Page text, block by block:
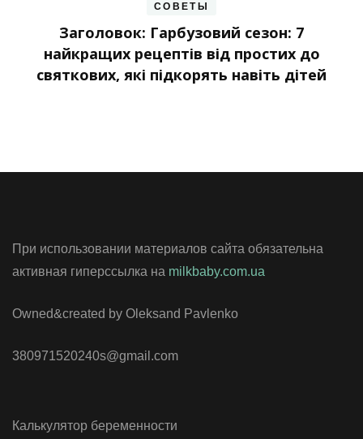
СОВЕТЫ
Заголовок: Гарбузовий сезон: 7
найкращих рецептів від простих до
святкових, які підкорять навіть дітей
При использовании материалов сайта обязательна
активная гиперссылка на milkbaby.com.ua
Owned&created by Oleksand Pavlenko
380971520240s@gmail.com
Калькулятор беременности